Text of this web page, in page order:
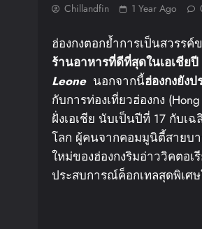
Chillandfin 1 Year Ago
ฮ่องกงตอกย้ำการเป็นสวรร
ร้านอาหารที่ดีที่สุดในเอเชียปี
Leoneนอกจากนี้ฮ่องกงยัง
กับการท่องเที่ยวฮ่องกง
ฝั่งเอเชีย นับเป็นปีที่ 17 กับเ
โลก ผู้คนจากคอมมูนิตี้สายบา
ใหม่ของฮ่องกงริมอ่าววิคตอเ
ประสบการณ์ค็อกเทลสุดพิเศ